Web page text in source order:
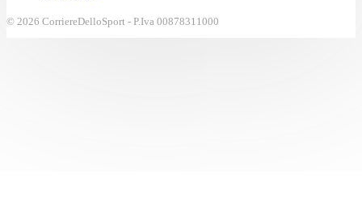
© 2026 CorriereDelloSport - P.Iva 00878311000